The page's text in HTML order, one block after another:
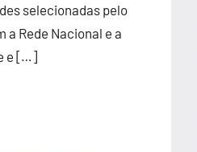
selecionadas pelo
a Rede Nacional e a
e […]